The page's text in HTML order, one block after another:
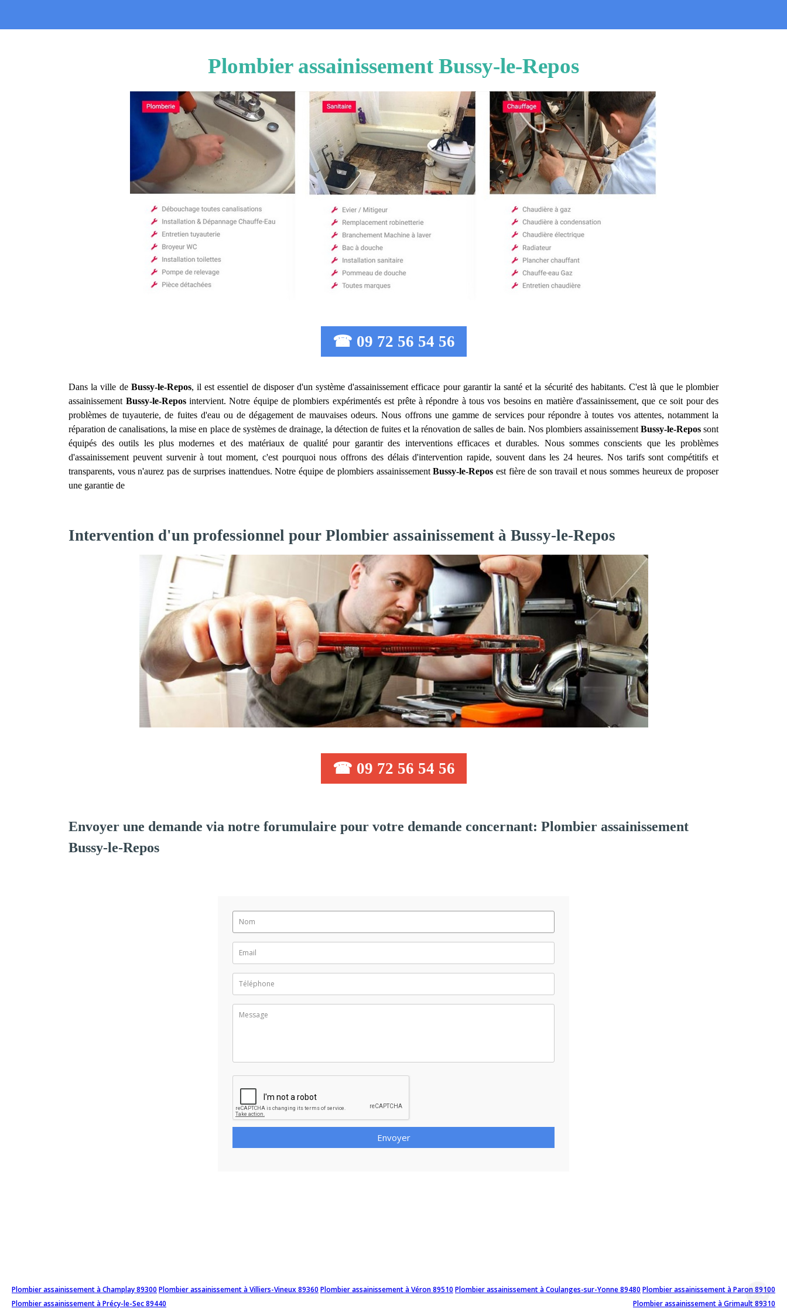
Plombier assainissement Bussy-le-Repos
☎ 09 72 56 54 56
Dans la ville de Bussy-le-Repos, il est essentiel de disposer d'un système d'assainissement efficace pour garantir la santé et la sécurité des habitants. C'est là que le plombier
assainissement Bussy-le-Reposintervient. Notre équipe de plombiers expérimentés est prête à répondre à tous vos besoins en matière d'assainissement, que ce soit pour des
problèmes de tuyauterie, de fuites d'eau ou de dégagement de mauvaises odeurs. Nous offrons une gamme de services pour répondre à toutes vos attentes, notamment la
réparation de canalisations, la mise en place de systèmes de drainage, la détection de fuites et la rénovation de salles de bain. Nos plombiers assainissement Bussy-le-Repossont
équipés des outils les plus modernes et des matériaux de qualité pour garantir des interventions efficaces et durables. Nous sommes conscients que les problèmes
d'assainissement peuvent survenir à tout moment, c'est pourquoi nous offrons des délais d'intervention rapide, souvent dans les 24 heures. Nos tarifs sont compétitifs et
transparents, vous n'aurez pas de surprises inattendues. Notre équipe de plombiers assainissementBussy-le-Repos est fière de son travail et nous sommes heureux de proposer
une garantie de
Intervention d'un professionnel pour Plombier assainissement à Bussy-le-Repos
☎ 09 72 56 54 56
Envoyer une demande via notre forumulaire pour votre demande concernant: Plombier assainissement
Bussy-le-Repos
Envoyer
Plombier assainissement à Champlay 89300 Plombier assainissement à Villiers-Vineux 89360 Plombier assainissement à Véron 89510 Plombier assainissement à Coulanges-sur-Yonne 89480 Plombier assainissement à Paron 89100
Plombier assainissement à Précy-le-Sec 89440
Plombier assainissement à Grimault 89310